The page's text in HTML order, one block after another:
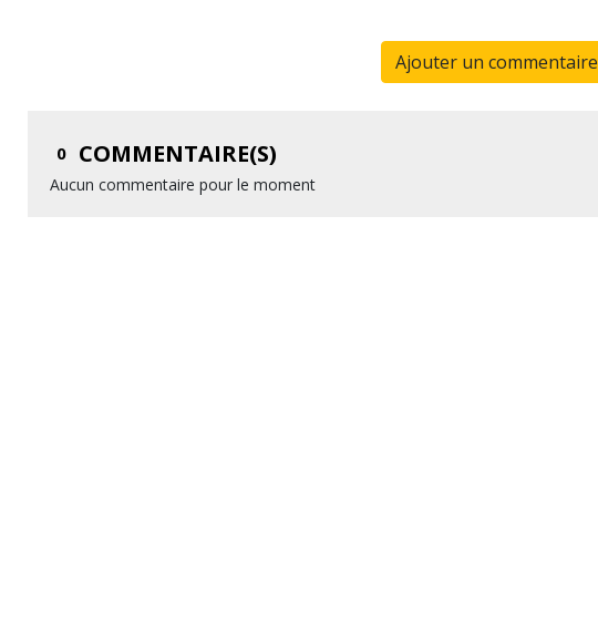
Ajouter un commentaire
0 COMMENTAIRE(S)
Aucun commentaire pour le moment